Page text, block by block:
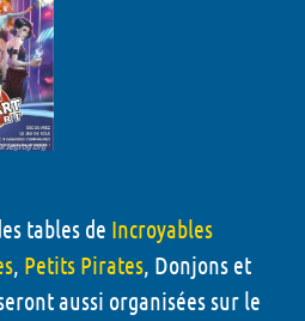
tables de Incroyables
, Petits Pirates, Donjons et
aussi organisées sur le